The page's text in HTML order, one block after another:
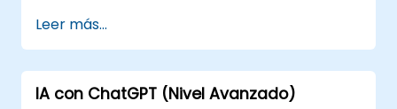
Desarrollar agentes conversacionales y
chatbots utilizando ChatGPT.
Explorar las nuevas características y
funcionalidades ofrecidas por GPT-4
Leer más...
IA con ChatGPT (Nivel Avanzado)